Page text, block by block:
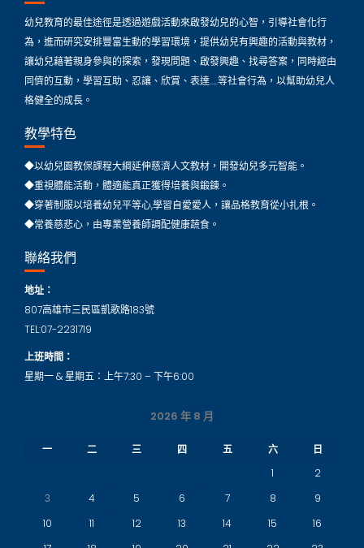
幼兒教育的最佳途徑是透過遊戲活動來啟發幼兒的心智，引導社會化行
為，進而研究安排豐富生動的學習環境，提供幼兒有興趣的活動與教材，
讓幼兒藉著親身參與的探索，發現問題、啟發興趣、找尋答案，同時經由
同儕的互動，學習互助、忍讓、欣賞、表達…..等社會行為，以幫助幼兒人
格健全的成長。
教學特色
◆以幼兒園教保課程大綱延伸慈濟人文教材，開發幼兒多元智能。
◆重視體能活動，體適能真正獲得培養與鍛鍊。
◆穿著制服以培養幼兒平等心,學習自愛愛人，讓品格教育從小扎根。
◆常養慈悲心，由專業營養師調配健康蔬食。
聯絡我們
地址：
807高雄市三民區凱歌路183號
TEL:07-2231719
上班時間：
星期一 & 星期五：上午7:30 – 下午6:00
2026 年 8 月
一 二 三 四 五 六
日
1
2
3
4 5 6 7 8
9
10
11 12 13 14 15
16